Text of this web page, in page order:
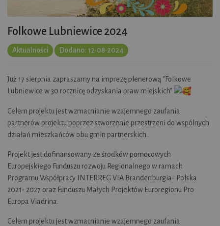
Folkowe Lubniewice 2024
Aktualności Dodano: 12•08•2024
Już 17 sierpnia zapraszamy na imprezę plenerową "Folkowe
Lubniewice w 30 rocznicę odzyskania praw miejskich"
Celem projektu jest wzmacnianie wzajemnego zaufania
partnerów projektu poprzez stworzenie przestrzeni do wspólnych
działań mieszkańców obu gmin partnerskich.
Projekt jest dofinansowany ze środków pomocowych
Europejskiego Funduszu rozwoju Regionalnego w ramach
Programu Współpracy INTERREG VIA Brandenburgia- Polska
2021- 2027 oraz Funduszu Małych Projektów Euroregionu Pro
Europa Viadrina.
Celem projektu jest wzmacnianie wzajemnego zaufania